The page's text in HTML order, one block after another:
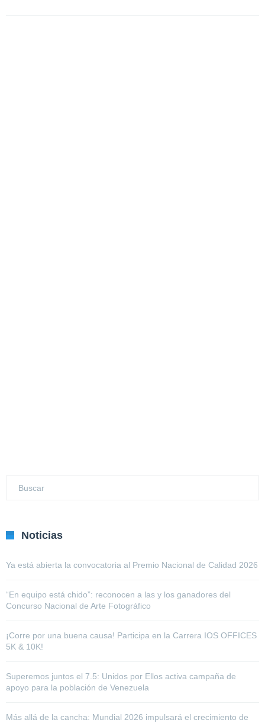
Noticias
Ya está abierta la convocatoria al Premio Nacional de Calidad 2026
“En equipo está chido”: reconocen a las y los ganadores del
Concurso Nacional de Arte Fotográfico
¡Corre por una buena causa! Participa en la Carrera IOS OFFICES
5K & 10K!
Superemos juntos el 7.5: Unidos por Ellos activa campaña de
apoyo para la población de Venezuela
Más allá de la cancha: Mundial 2026 impulsará el crecimiento de